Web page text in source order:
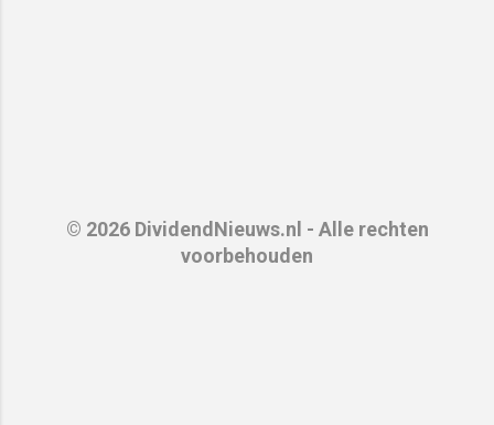
© 2026 DividendNieuws.nl - Alle rechten
voorbehouden